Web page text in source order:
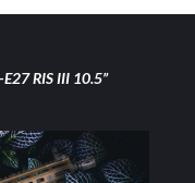
RIS III 10.5”